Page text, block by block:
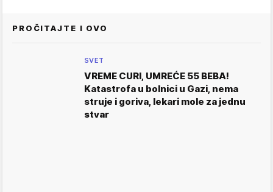
PROČITAJTE I OVO
SVET
VREME CURI, UMREĆE 55 BEBA!
Katastrofa u bolnici u Gazi, nema
struje i goriva, lekari mole za jednu
stvar